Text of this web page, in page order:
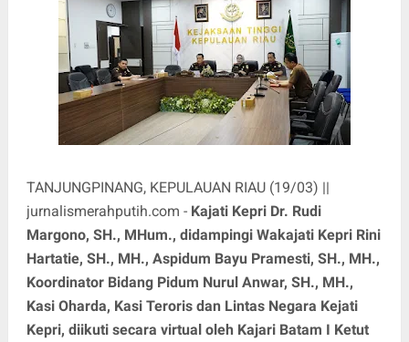
TANJUNGPINANG, KEPULAUAN RIAU (19/03) ||
jurnalismerahputih.com - Kajati Kepri Dr. Rudi
Margono, SH., MHum., didampingi Wakajati Kepri Rini
Hartatie, SH., MH., Aspidum Bayu Pramesti, SH., MH.,
Koordinator Bidang Pidum Nurul Anwar, SH., MH.,
Kasi Oharda, Kasi Teroris dan Lintas Negara Kejati
Kepri, diikuti secara virtual oleh Kajari Batam I Ketut